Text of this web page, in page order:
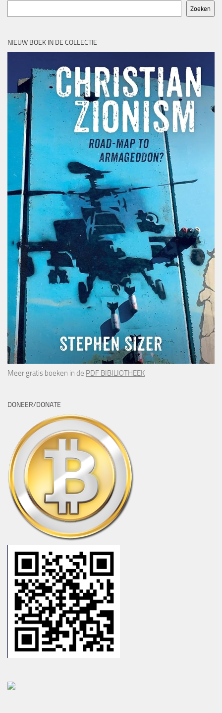
Zoeken
NIEUW BOEK IN DE COLLECTIE
Meer gratis boeken in de PDF BIBILIOTHEEK
DONEER/DONATE